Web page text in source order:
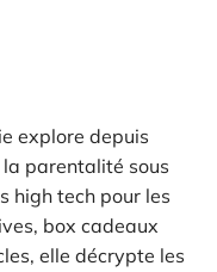
explore depuis
parentalité sous
high tech pour les
box cadeaux
elle décrypte les